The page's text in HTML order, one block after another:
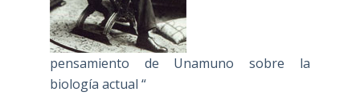
pensamiento de Unamuno sobre la
biología actual “